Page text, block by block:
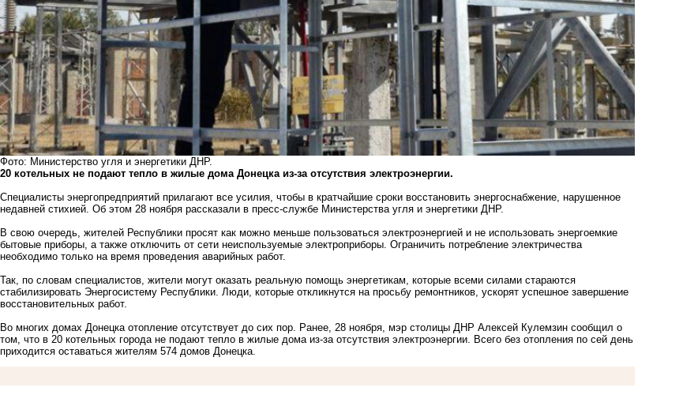
Фото: Министерство угля и энергетики ДНР.
20 котельных не подают тепло в жилые дома Донецка из-за отсутствия электроэнергии.
Специалисты энергопредприятий прилагают все усилия, чтобы в кратчайшие сроки восстановить энергоснабжение, нарушенное
недавней стихией. Об этом 28 ноября рассказали в пресс-службе Министерства угля и энергетики ДНР.
В свою очередь, жителей Республики просят как можно меньше пользоваться электроэнергией и не использовать энергоемкие
бытовые приборы, а также отключить от сети неиспользуемые электроприборы. Ограничить потребление электричества
необходимо только на время проведения аварийных работ.
Так, по словам специалистов, жители могут оказать реальную помощь энергетикам, которые всеми силами стараются
стабилизировать Энергосистему Республики. Люди, которые откликнутся на просьбу ремонтников, ускорят успешное завершение
восстановительных работ.
Во многих домах Донецка отопление отсутствует до сих пор. Ранее, 28 ноября, мэр столицы ДНР Алексей Кулемзин сообщил о
том, что в 20 котельных города не подают тепло в жилые дома из-за отсутствия электроэнергии. Всего без отопления по сей день
приходится оставаться жителям 574 домов Донецка.